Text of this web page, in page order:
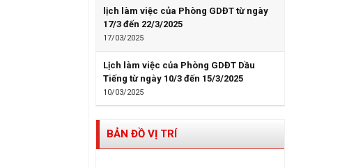
lịch làm việc của Phòng GDĐT từ ngày
17/3 đến 22/3/2025
17/03/2025
Lịch làm việc của Phòng GDĐT Dầu
Tiếng từ ngày 10/3 đến 15/3/2025
10/03/2025
BẢN ĐỒ VỊ TRÍ